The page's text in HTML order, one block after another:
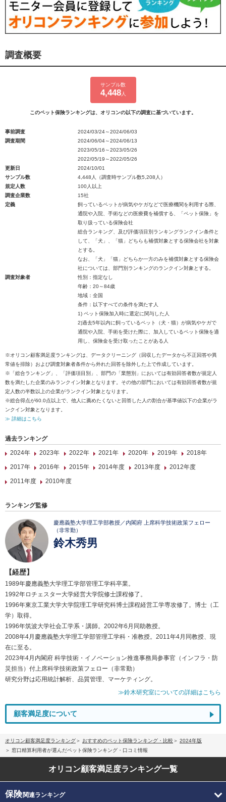
調査概要
サンプル数
4,448人
このペット保険ランキングは、オリコンの以下の調査に基づいています。
事前調査
2024/03/24～2024/06/03
調査期間
2024/06/04～2024/06/13
2023/05/16～2023/05/26
2022/05/19～2022/05/26
更新日
2024/10/01
サンプル数
4,448人（調査時サンプル数5,208人）
規定人数
100人以上
調査企業数
15社
定義
飼っているペットが病気やケガなどで医療機関を利用する際、
通院や入院、手術などの医療費を補償する、「ペット保険」を
取り扱っている保険会社
総合ランキング、及び評価項目別ランキングランクイン条件と
して、「犬」、「猫」どちらも補償対象とする保険会社を対象
とする。
なお、「犬」「猫」どちらか一方のみを補償対象とする保険会
社については、部門別ランキングのランクイン対象とする。
調査対象者
性別：指定なし
年齢：20～84歳
地域：全国
条件：以下すべての条件を満たす人
1) ペット保険加入時に選定に関与した人
2)過去5年以内に飼っているペット（犬・猫）が病気やケガで
通院や入院、手術を受けた際に、加入しているペット保険を適
用し、保険金を受け取ったことがある人
※オリコン顧客満足度ランキングは、データクリーニング（回収したデータから不正回答や異
常値を排除）および調査対象者条件から外れた回答を除外した上で作成しています。
※「総合ランキング」、「評価項目別」、部門の「業態別」においては有効回答者数が規定人
数を満たした企業のみランクイン対象となります。その他の部門においては有効回答者数が規
定人数の半数以上の企業がランクイン対象となります。
※総合得点が60.0点以上で、他人に薦めたくないと回答した人の割合が基準値以下の企業がラ
ンクイン対象となります。
≫ 詳細はこちら
過去ランキング
2024年
2023年 2022年 2021年 2020年 2019年
2018年
2017年
2016年 2015年 2014年度 2013年度
2012年度
2011年度
2010年度
ランキング監修
慶應義塾大学理工学部教授／内閣府 上席科学技術政策フェロー
（非常勤）
鈴木秀男
【経歴】
1989年慶應義塾大学理工学部管理工学科卒業。
1992年ロチェスター大学経営大学院修士課程修了。
1996年東京工業大学大学院理工学研究科博士課程経営工学専攻修了。博士（工
学）取得。
1996年筑波大学社会工学系・講師。2002年6月同助教授。
2008年4月慶應義塾大学理工学部管理工学科・准教授。2011年4月同教授、現
在に至る。
2023年4月内閣府 科学技術・イノベーション推進事務局参事官（インフラ・防
災担当）付上席科学技術政策フェロー（非常勤）
研究分野は応用統計解析、品質管理、マーケティング。
≫鈴木研究室についての詳細はこちら
顧客満足度について
オリコン顧客満足度ランキング おすすめのペット保険ランキング・比較
2024年版
窓口精算利用者が選んだペット保険ランキング・口コミ情報
オリコン顧客満足度ランキング一覧
保険関連ランキング